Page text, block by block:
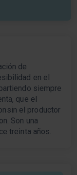
de
en el
siempre
que el
el productor
Son una
treinta años.